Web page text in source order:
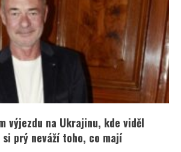
výjezdu na Ukrajinu, kde viděl
si prý neváží toho, co mají